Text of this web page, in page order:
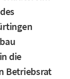
die
Betriebsrat